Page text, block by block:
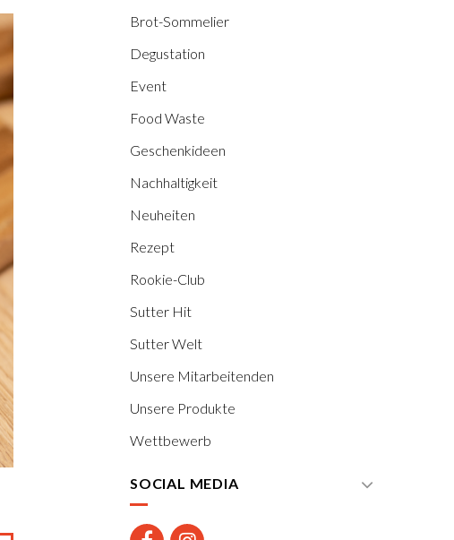
Brot-Sommelier
Degustation
Event
Food Waste
Geschenkideen
Nachhaltigkeit
Neuheiten
Rezept
Rookie-Club
Sutter Hit
Sutter Welt
Unsere Mitarbeitenden
Unsere Produkte
Wettbewerb
SOCIAL MEDIA